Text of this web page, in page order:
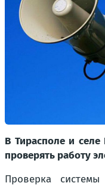
В Тирасполе и
проверять работу
Проверка